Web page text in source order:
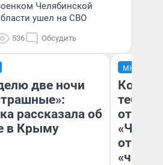
Челябинской
ушел на СВО
536 Обсудить
две ночи
рассказала об
в Крыму
МНЕНИЕ
тебя
отзыв